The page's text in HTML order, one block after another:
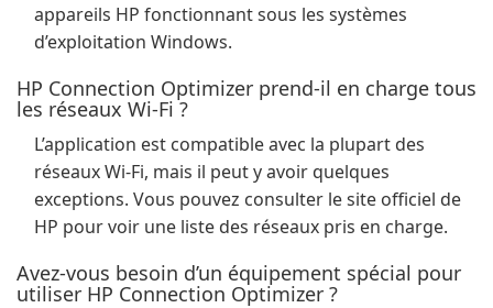
appareils HP fonctionnant sous les systèmes
d’exploitation Windows.
HP Connection Optimizer prend-il en charge tous
les réseaux Wi-Fi ?
L’application est compatible avec la plupart des
réseaux Wi-Fi, mais il peut y avoir quelques
exceptions. Vous pouvez consulter le site officiel de
HP pour voir une liste des réseaux pris en charge.
Avez-vous besoin d’un équipement spécial pour
utiliser HP Connection Optimizer ?